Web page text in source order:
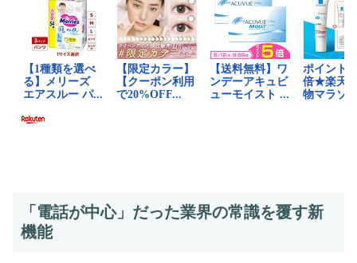
「電話が中心」だった業界の常識を覆す新
機能